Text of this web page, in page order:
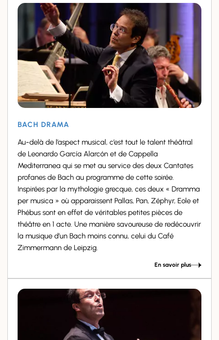
BACH DRAMA
Au-delà de l’aspect musical, c’est tout le talent théâtral
de Leonardo García Alarcón et de Cappella
Mediterranea qui se met au service des deux Cantates
profanes de Bach au programme de cette soirée.
Inspirées par la mythologie grecque, ces deux « Dramma
per musica » où apparaissent Pallas, Pan, Zéphyr, Eole et
Phébus sont en effet de véritables petites pièces de
théâtre en 1 acte. Une manière savoureuse de redécouvrir
la musique d’un Bach moins connu, celui du Café
Zimmermann de Leipzig.
En savoir plus